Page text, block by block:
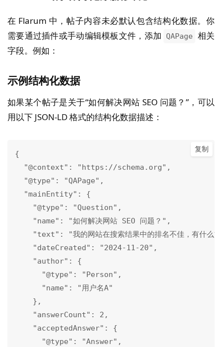
在 Flarum 中，帖子内容未必默认包含结构化数据。你
需要通过插件或手动编辑模板文件，添加
QAPage
相关
字段。例如：
示例结构化数据
如果某个帖子是关于“如何解决网站 SEO 问题？”，可以
用以下 JSON-LD 格式的结构化数据描述：
复制
{
  "@context": "https://schema.org",
  "@type": "QAPage",
  "mainEntity": {
    "@type": "Question",
    "name": "如何解决网站 SEO 问题？",
"text": "我的网站在搜索结果中的排名不佳，有什么
    "dateCreated": "2024-11-20",
    "author": {
      "@type": "Person",
      "name": "用户名A"
    },
    "answerCount": 2,
    "acceptedAnswer": {
      "@type": "Answer",